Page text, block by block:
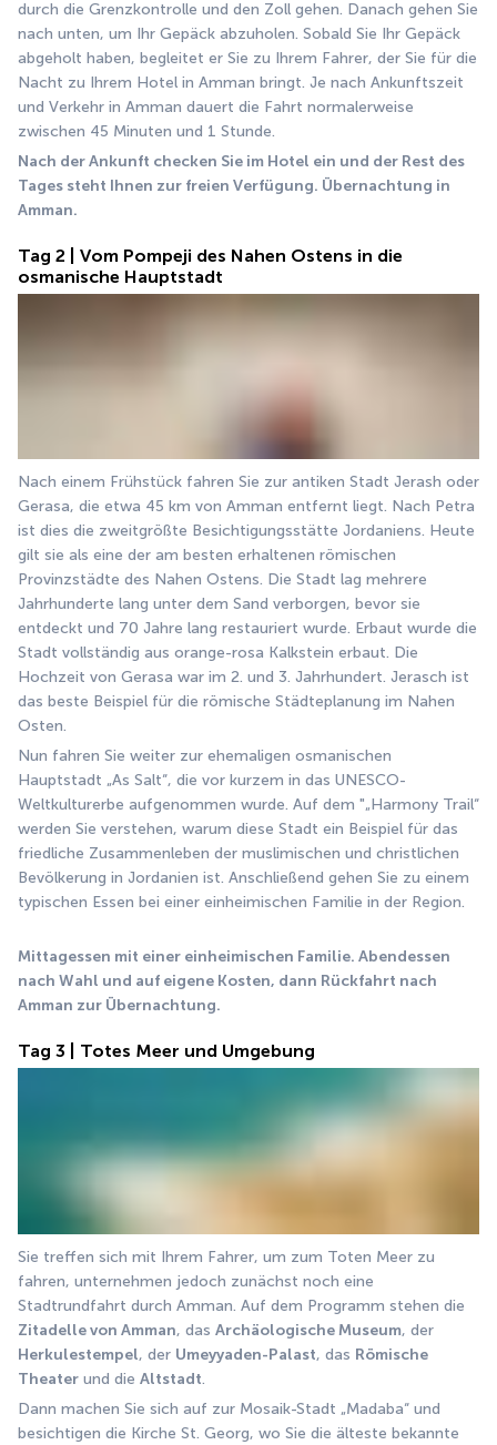
durch die Grenzkontrolle und den Zoll gehen. Danach gehen Sie
nach unten, um Ihr Gepäck abzuholen. Sobald Sie Ihr Gepäck
abgeholt haben, begleitet er Sie zu Ihrem Fahrer, der Sie für die
Nacht zu Ihrem Hotel in Amman bringt. Je nach Ankunftszeit
und Verkehr in Amman dauert die Fahrt normalerweise
zwischen 45 Minuten und 1 Stunde.
Nach der Ankunft checken Sie im Hotel ein und der Rest des
Tages steht Ihnen zur freien Verfügung. Übernachtung in
Amman.
Tag 2 | Vom Pompeji des Nahen Ostens in die
osmanische Hauptstadt
Nach einem Frühstück fahren Sie zur antiken Stadt Jerash oder
Gerasa, die etwa 45 km von Amman entfernt liegt. Nach Petra
ist dies die zweitgrößte Besichtigungsstätte Jordaniens. Heute
gilt sie als eine der am besten erhaltenen römischen
Provinzstädte des Nahen Ostens. Die Stadt lag mehrere
Jahrhunderte lang unter dem Sand verborgen, bevor sie
entdeckt und 70 Jahre lang restauriert wurde. Erbaut wurde die
Stadt vollständig aus orange-rosa Kalkstein erbaut. Die
Hochzeit von Gerasa war im 2. und 3. Jahrhundert. Jerasch ist
das beste Beispiel für die römische Städteplanung im Nahen
Osten.
Nun fahren Sie weiter zur ehemaligen osmanischen
Hauptstadt „As Salt“, die vor kurzem in das UNESCO-
Weltkulturerbe aufgenommen wurde. Auf dem "„Harmony Trail“
werden Sie verstehen, warum diese Stadt ein Beispiel für das
friedliche Zusammenleben der muslimischen und christlichen
Bevölkerung in Jordanien ist. Anschließend gehen Sie zu einem
typischen Essen bei einer einheimischen Familie in der Region.
Mittagessen mit einer einheimischen Familie. Abendessen
nach Wahl und auf eigene Kosten, dann Rückfahrt nach
Amman zur Übernachtung.
Tag 3 | Totes Meer und Umgebung
Sie treffen sich mit Ihrem Fahrer, um zum Toten Meer zu
fahren, unternehmen jedoch zunächst noch eine
Zitadelle von Amman, das Archäologische Museum
Herkulestempel, der Umeyyaden-Palast, das Römische
Theater und die Altstadt.
Dann machen Sie sich auf zur Mosaik-Stadt „Madaba“ und
besichtigen die Kirche St. Georg, wo Sie die älteste bekannte